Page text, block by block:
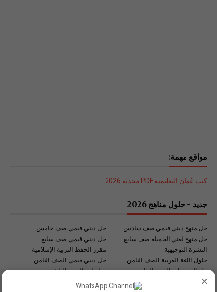
×
مواقع مهمة:
كتب عُمان التعليمية PDF محدثة 2026
جديد - حلول مناهج 2026
حل ديني قيمي صف خامس
حل منهج ديني قيمي صف سادس
حل ديني قيمي صف سابع
حل منهج لغتي الجميلة صف سابع
مقرر الحفظ التربية الإسلامية
النشرة التوجيهية
حل ديني قيمي الصف الثامن
حلول اللغة العربية الصف الثامن
دراسات الصف العاشر
حل الدراسات الصف الخامس